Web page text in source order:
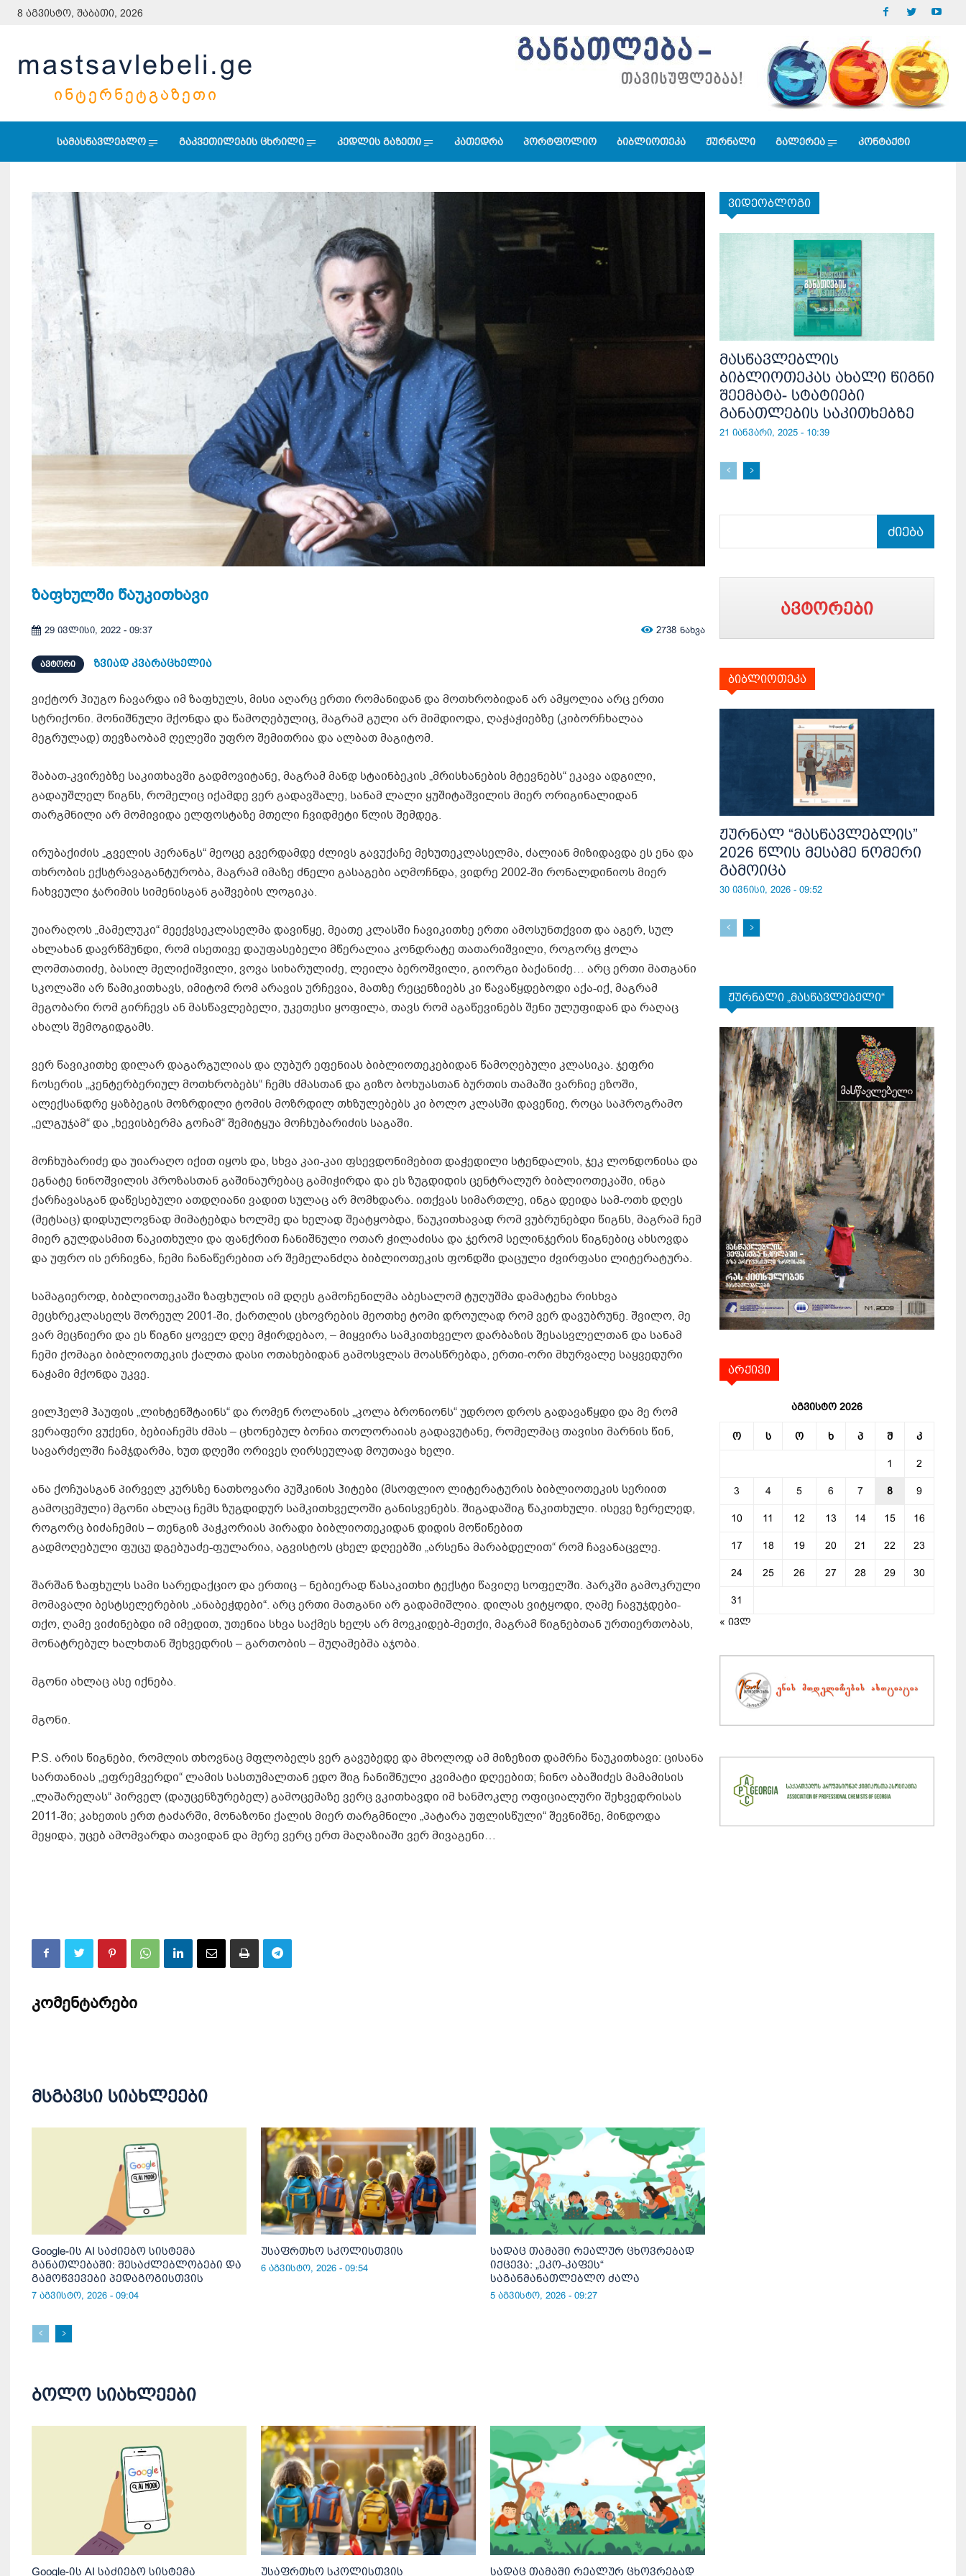
8 აგვისტო, შაბათი, 2026
mastsavlebeli.ge
ᲘᲜᲢᲔᲠᲜᲔᲢᲒᲐᲖᲔᲗᲘ
სამასწავლებლო გაკვეთილების ცხრილი კედლის გაზეთი კათედრა პორტფოლიო ბიბლიოთეკა ჟურნალი გალერეა კონტაქტი
ზაფხულში წაუკითხავი
29 ივლისი, 2022 - 09:37 2738 ნახვა
ᲐᲕᲢᲝᲠᲘ ზვიად კვარაცხელია
ვიქტორ ჰიუგო ჩავარდა იმ ზაფხულს, მისი აღარც ერთი რომანიდან და მოთხრობიდან არ ამყოლია არც ერთი
სტრიქონი. მონიშნული მქონდა და წამოღებულიც, მაგრამ გული არ მიმდიოდა, ღაჭაჭიებზე (კიბორჩხალაა
მეგრულად) თევზაობამ ღელეში უფრო შემითრია და ალბათ მაგიტომ.
შაბათ-კვირებზე საკითხავში გადმოვიტანე, მაგრამ მანდ სტაინბეკის „მრისხანების მტევნებს“ ეკავა ადგილი,
გადაუშლელ წიგნს, რომელიც იქამდე ვერ გადავშალე, სანამ ლალი ყუშიტაშვილის მიერ ორიგინალიდან
თარგმნილი არ მომივიდა ელფოსტაზე მთელი ჩვიდმეტი წლის შემდეგ.
ირუბაქიძის „გველის პერანგს“ მეოცე გვერდამდე ძლივს გავუქაჩე მეხუთეკლასელმა, ძალიან მიზიდავდა ეს ენა და
თხრობის ექსტრავაგანტურობა, მაგრამ იმაზე ძნელი გასაგები აღმოჩნდა, ვიდრე 2002-ში რონალდინიოს მიერ
ჩახვეული ჯარიმის სიმენისგან გაშვების ლოგიკა.
უიარაღოს „მამელუკი“ მეექვსეკლასელმა დავიწყე, მეათე კლასში ჩავიკითხე ერთი ამოსუნთქვით და აგერ, სულ
ახლახან დავრწმუნდი, რომ ისეთივე დაუფასებელი მწერალია კონდრატე თათარიშვილი, როგორც ჭოლა
ლომთათიძე, ბასილ მელიქიშვილი, ვოვა სიხარულიძე, ლეილა ბეროშვილი, გიორგი ბაქანიძე… არც ერთი მათგანი
სკოლაში არ წამიკითხავს, იმიტომ რომ არავის ურჩევია, მათზე რეცენზიებს კი წავაწყდებოდი აქა-იქ, მაგრამ
მეგობარი რომ გირჩევს ან მასწავლებელი, უკეთესი ყოფილა, თავს რომ აგაწევინებს შენი ულუფიდან და რაღაც
ახალს შემოგიდგამს.
ვერ წავიკითხე დილარ დაგარგულიას და ღუბურ ეფენიას ბიბლიოთეკებიდან წამოღებული კლასიკა. ჯეფრი
ჩოსერის „კენტერბერიულ მოთხრობებს“ ჩემს ძმასთან და გიზო ბოხუასთან ბურთის თამაში ვარჩიე ეზოში,
ალექსანდრე ყაზბეგის მოზრდილი ტომის მოზრდილ თხზულებებს კი ბოლო კლასში დავეწიე, როცა საპროგრამო
„ელგუჯამ“ და „ხევისბერმა გოჩამ“ შემიტყუა მოჩხუბარიძის საგაში.
მოჩხუბარიძე და უიარაღო იქით იყოს და, სხვა კაი-კაი ფსევდონიმებით დაჭედილი სტენდალის, ჯეკ ლონდონისა და
ეგნატე ნინოშვილის პროზასთან გაშინაურებაც გამიჭირდა და ეს ზუგდიდის ცენტრალურ ბიბლიოთეკაში, ინგა
ქარჩავასგან დაწესებული ათდღიანი ვადით სულაც არ მომხდარა. ითქვას სიმართლე, ინგა დეიდა სამ-ოთხ დღეს
(მეტსაც) დიდსულოვნად მიმატებდა ხოლმე და ხელად შეატყობდა, წაუკითხავად რომ ვუბრუნებდი წიგნს, მაგრამ ჩემ
მიერ გულდასმით წაკითხული და ფანქრით ჩანიშნული ოთარ ჭილაძისა და ჯერომ სელინჯერის წიგნებიც ახსოვდა
და უფრო ის ერჩივნა, ჩემი ჩანაწერებით არ შემელანძღა ბიბლიოთეკის ფონდში დაცული ძვირფასი ლიტერატურა.
სამაგიეროდ, ბიბლიოთეკაში ზაფხულის იმ დღეს გამოჩენილმა აბესალომ ტუღუშმა დამატეხა რისხვა
მეცხრეკლასელს შორეულ 2001-ში, ქართლის ცხოვრების მეოთხე ტომი დროულად რომ ვერ დავუბრუნე. შვილო, მე
ვარ მეცნიერი და ეს წიგნი ყოველ დღე მჭირდებაო, – მიყვირა სამკითხველო დარბაზის შესასვლელთან და სანამ
ჩემი ქომაგი ბიბლიოთეკის ქალთა დასი ოთახებიდან გამოსვლას მოასწრებდა, ერთი-ორი მხურვალე საყვედური
ნაჭამი მქონდა უკვე.
ვილჰელმ ჰაუფის „ლიხტენშტაინს“ და რომენ როლანის „კოლა ბრონიონს“ უდროო დროს გადავაწყდი და მე რომ
ვერაფერი ვუქენი, ბებიაჩემს ძმას – ცხონებულ ბოჩია თოლორაიას გადავუტანე, რომელმაც თავისი მარნის წინ,
სავარძელში ჩამჯდარმა, ხუთ დღეში ორივეს ღირსეულად მოუთავა ხელი.
ანა ქოჩუასგან პირველ კურსზე ნათხოვარი პუშკინის ჰიტები (მსოფლიო ლიტერატურის ბიბლიოთეკის სერიით
გამოცემული) მგონი ახლაც ჩემს ზუგდიდურ სამკითხველოში განისვენებს. შიგადაშიგ წაკითხული. ისევე ზერელედ,
როგორც ბიძაჩემის – თენგიზ პაჭკორიას პირადი ბიბლიოთეკიდან დიდის მოწიწებით
გადმოღებული ფუცუ დგებუაძე-ფულარია, აგვისტოს ცხელ დღეებში „არსენა მარაბდელით“ რომ ჩავანაცვლე.
შარშან ზაფხულს სამი სარედაქციო და ერთიც – ნებიერად წასაკითხი ტექსტი წავიღე სოფელში. პარკში გამოკრული
მომავალი ბესტსელერების „ანაბეჭდები“. არც ერთი მათგანი არ გადამიშლია. დილას ვიტყოდი, ღამე ჩავუჯდები-
თქო, ღამე ვიძინებდი იმ იმედით, უთენია სხვა საქმეს ხელს არ მოვკიდებ-მეთქი, მაგრამ წიგნებთან ურთიერთობას,
მონატრებულ ხალხთან შეხვედრის – გართობის – მუღამებმა აჯობა.
მგონი ახლაც ასე იქნება.
მგონი.
P.S. არის წიგნები, რომლის თხოვნაც მფლობელს ვერ გავუბედე და მხოლოდ ამ მიზეზით დამრჩა წაუკითხავი: ცისანა
სართანიას „ეფრემვერდი“ ლამის სასთუმალთან ედო შიგ ჩანიშნული კვიმატი დღეებით; ჩინო აბაშიძეს მამამისის
„ლაშარელას“ პირველ (დაუცენზურებელ) გამოცემაზე ვერც ვკითხავდი იმ ხანმოკლე ოფიციალური შეხვედრისას
2011-ში; კახეთის ერთ ტაძარში, მონაზონი ქალის მიერ თარგმნილი „პატარა უფლისწული“ შევნიშნე, მინდოდა
მეყიდა, უცებ ამომვარდა თავიდან და მერე ვერც ერთ მაღაზიაში ვერ მივაგენი…
კომენტარები
მსგავსი სიახლეები
Google-ის AI საძიებო სისტემა
განათლებაში: შესაძლებლობები და
გამოწვევები პედაგოგისთვის
7 აგვისტო, 2026 - 09:04
უსაფრთხო სკოლისთვის
6 აგვისტო, 2026 - 09:54
სადაც თამაში რეალურ ცხოვრებად
იქცევა: „ეკო-კაფეს“
საგანმანათლებლო ძალა
5 აგვისტო, 2026 - 09:27
ბოლო სიახლეები
Google-ის AI საძიებო სისტემა უსაფრთხო სკოლისთვის სადაც თამაში რეალურ ცხოვრებად
ვიდეობლოგი
მასწავლებლის
ბიბლიოთეკას ახალი წიგნი
შეემატა- სტატიები
განათლების საკითხებზე
21 იანვარი, 2025 - 10:39
ძიება
ავტორები
ბიბლიოთეკა
ჟურნალ “მასწავლებლის”
2026 წლის მესამე ნომერი
გამოიცა
30 ივნისი, 2026 - 09:52
ჟურნალი „მასწავლებელი“
არქივი
აგვისტო 2026
ო ს ო ხ პ შ კ
1 2
3 4 5 6 7 8 9
10 11 12 13 14 15 16
17 18 19 20 21 22 23
24 25 26 27 28 29 30
31
« ივლ